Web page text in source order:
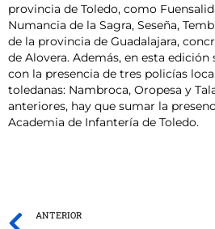
provincia de Toledo, como
Numancia de la Sagra, Seseña,
de la provincia de Guadalajara,
de Alovera. Además, en esta
con la presencia de tres policías
toledanas: Nambroca, Oropesa y
anteriores, hay que sumar la
Academia de Infantería de Toledo.
Prev
ANTERIOR